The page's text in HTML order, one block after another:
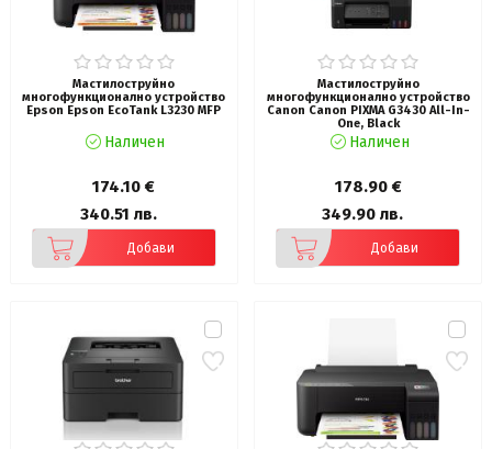
Мастилоструйно
многофункционално устройство
Epson Epson EcoTank L3230 MFP
Наличен
174.10 €
340.51 лв.
Добави
Мастилоструйно
многофункционално устройство
Canon Canon PIXMA G3430 All-In-
One, Black
Наличен
178.90 €
349.90 лв.
Добави